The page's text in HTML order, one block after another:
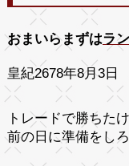
おまいらまずはラ
皇紀2678年8月3日
トレードで勝ちたけ
前の日に準備をしろ